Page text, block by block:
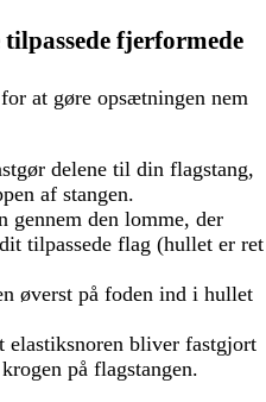
fjerformede
at gøre opsætningen nem
delene til din flagstang,
af stangen.
gennem den lomme, der
tilpassede flag (hullet er ret
øverst på foden ind i hullet
elastiksnoren bliver fastgjort
på flagstangen.